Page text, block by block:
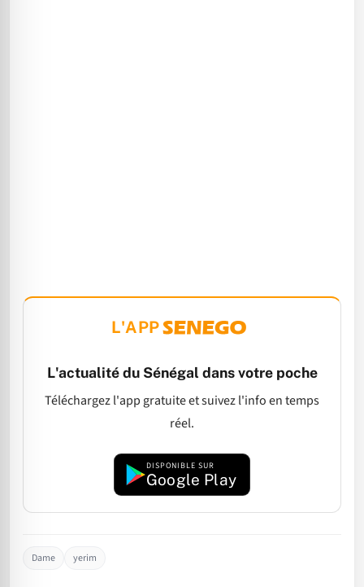
L'APP
L'actualité du Sénégal dans votre poche
Téléchargez l'app gratuite et suivez l'info en temps
réel.
DISPONIBLE SUR
Google Play
Dame yerim